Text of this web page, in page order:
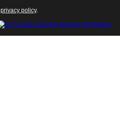
privacy policy.